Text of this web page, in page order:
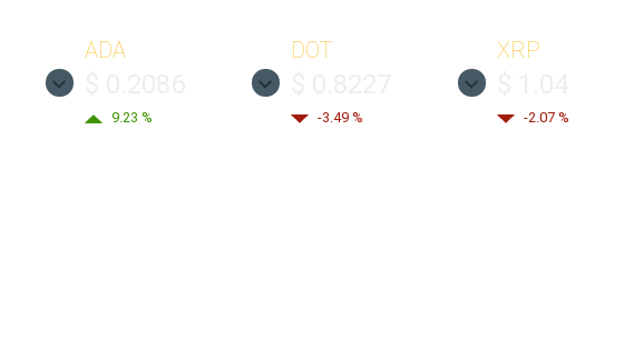
ADA
9.23 %
DOT
-3.49 %
XRP
-2.07 %